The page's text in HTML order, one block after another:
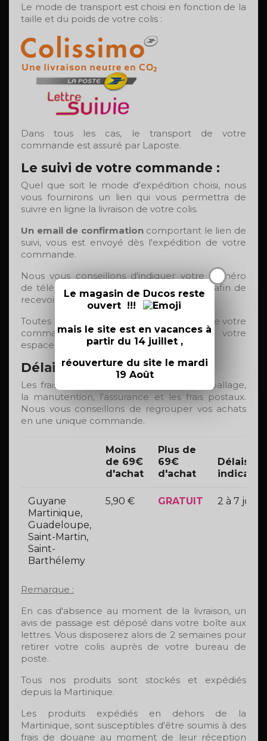
X
Le magasin de Ducos reste
ouvert !!!
mais le site est en vacances à
partir du 14 juillet ,
réouverture du site le mardi
19 Août
Le mode de transport est choisi en fonction de la
taille et du poids de votre colis :
Dans tous les cas, le transport de votre
commande est assuré par Laposte.
Le suivi de votre commande :
Quel que soit le mode d'expédition choisi, nous
vous fournirons un lien qui vous permettra de
suivre en ligne la livraison de votre colis.
Un email de confirmation comportant le lien de
suivi, vous est envoyé dès l'expédition de votre
commande.
Nous vous conseillons d'indiquer votre numéro
de téléphone dans l'adresse de livraison, afin de
recevoir celien de suivi par sms.
Toutes les informations concernant l'état de votre
commande, restent disponibles dans votre
espace client.
Délais et frais de livraison
Les frais d'expédition comprennent l'emballage,
la manutention, l'assurance et les frais postaux.
Nous vous conseillons de regrouper vos achats
en une unique commande.
Moins
de 69€
d'achat
Plus de
69€
d'achat
Délais
indicatifs
Guyane
Martinique,
Guadeloupe,
Saint-Martin,
Saint-
Barthélemy
5,90 € GRATUIT 2 à 7 jours
Remarque :
En cas d'absence au moment de la livraison, un
avis de passage est déposé dans votre boîte aux
lettres. Vous disposerez alors de 2 semaines pour
retirer votre colis auprès de votre bureau de
poste.
Tous nos produits sont stockés et expédiés
depuis la Martinique.
Les produits expédiés en dehors de la
Martinique, sont susceptibles d'être soumis à des
frais de douane au moment de leur réception